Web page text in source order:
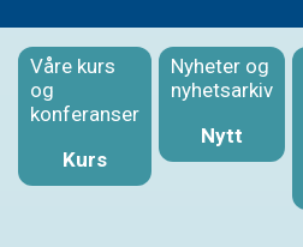
Våre kurs
og
konferanser
Kurs
Nyheter og
nyhetsarkiv
Nytt